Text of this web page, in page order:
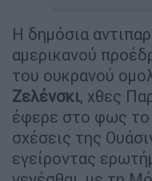
Η δημόσια
αμερικανού
του ουκρανού
Ζελένσκι, χθες
έφερε στο φως το
σχέσεις της
εγείροντας